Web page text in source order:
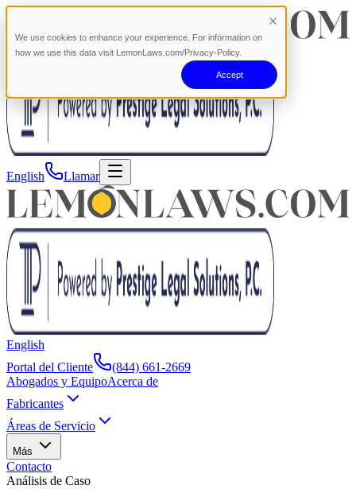
We use cookies to enhance your experience. For information on
how we use this data visit LemonLaws.com/Privacy-Policy.
Accept
English Llamar
English
Portal del Cliente
(844) 661-2669
Abogados y EquipoAcerca de
Fabricantes
Áreas de Servicio
Más
Contacto
Análisis de Caso